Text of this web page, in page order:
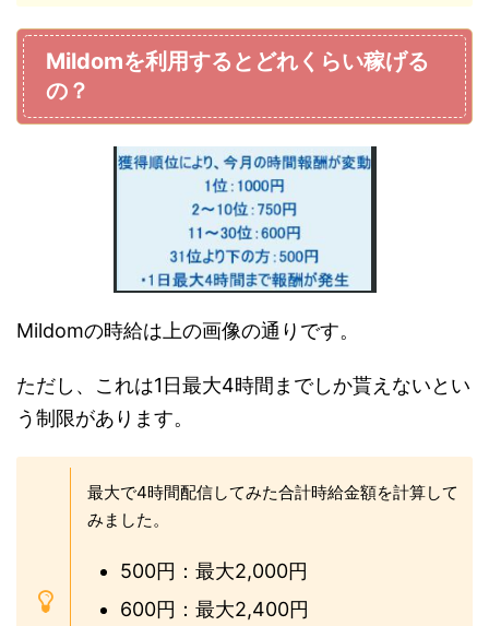
Mildomを利用するとどれくらい稼げる
の？
Mildomの時給は上の画像の通りです。
ただし、これは1日最大4時間までしか貰えないとい
う制限があります。
最大で4時間配信してみた合計時給金額を計算して
みました。
500円：最大2,000円
600円：最大2,400円